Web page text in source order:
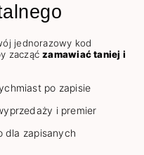
jednorazowy kod
zacząćzamawiać taniej i
po zapisie
i premier
dla zapisanych